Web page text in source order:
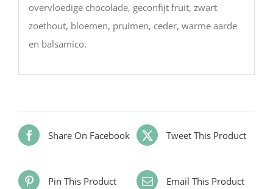
overvloedige chocolade, geconfijt fruit, zwart
zoethout, bloemen, pruimen, ceder, warme aarde
en balsamico.
Share On Facebook Tweet This Product
Pin This Product Email This Product